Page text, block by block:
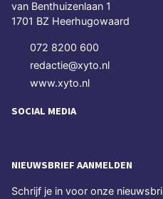
van Benthuizenlaan 1
1701 BZ Heerhugowaard
072 8200 600
redactie@xyto.nl
www.xyto.nl
SOCIAL MEDIA
NIEUWSBRIEF AANMELDEN
Schrijf je in voor onze